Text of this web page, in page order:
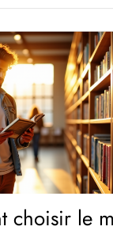
choisir le